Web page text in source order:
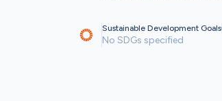
Sustainable Development Goals
No SDGs specified